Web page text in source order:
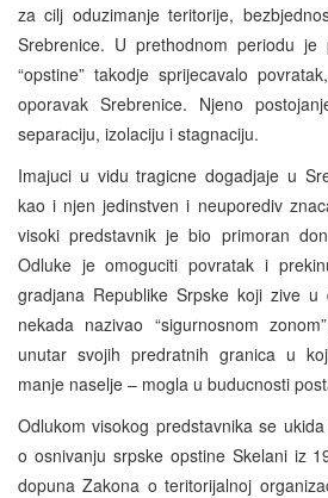
za cilj oduzimanje teritorije,
Srebrenice. U prethodnom periodu je
“opstine” takodje sprijecavalo
oporavak Srebrenice. Njeno
separaciju, izolaciju i stagnaciju.
Imajuci u vidu tragicne dogadjaje u
kao i njen jedinstven i neuporediv
visoki predstavnik je bio primoran
Odluke je omoguciti povratak i
gradjana Republike Srpske koji zive
nekada nazivao “sigurnosnom
unutar svojih predratnih granica u
manje naselje – mogla u buducnosti
Odlukom visokog predstavnika se
o osnivanju srpske opstine Skelani iz
dopuna Zakona o teritorijalnoj